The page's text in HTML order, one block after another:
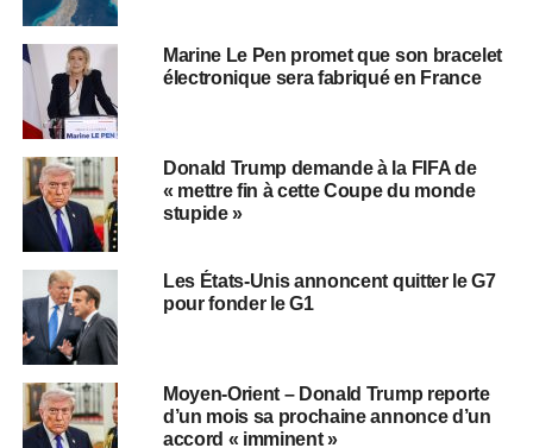
Marine Le Pen promet que son bracelet
électronique sera fabriqué en France
Donald Trump demande à la FIFA de
« mettre fin à cette Coupe du monde
stupide »
Les États-Unis annoncent quitter le G7
pour fonder le G1
Moyen-Orient – Donald Trump reporte
d’un mois sa prochaine annonce d’un
accord « imminent »